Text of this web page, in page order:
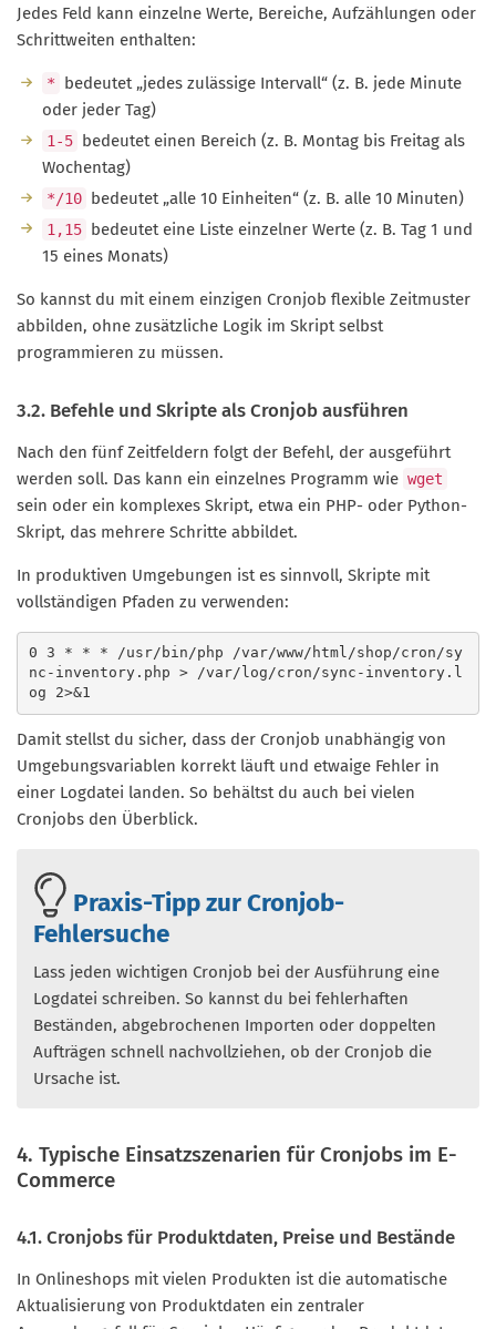
Jedes Feld kann einzelne Werte, Bereiche, Aufzählungen oder
Schrittweiten enthalten:
*
bedeutet „jedes zulässige Intervall“ (z. B. jede Minute
oder jeder Tag)
1-5 bedeutet einen Bereich (z. B. Montag bis Freitag als
Wochentag)
*/10 bedeutet „alle 10 Einheiten“ (z. B. alle 10 Minuten)
1,15 bedeutet eine Liste einzelner Werte (z. B. Tag 1 und
15 eines Monats)
So kannst du mit einem einzigen Cronjob flexible Zeitmuster
abbilden, ohne zusätzliche Logik im Skript selbst
programmieren zu müssen.
3.2. Befehle und Skripte als Cronjob ausführen
Nach den fünf Zeitfeldern folgt der Befehl, der ausgeführt
werden soll. Das kann ein einzelnes Programm wie wget
sein oder ein komplexes Skript, etwa ein PHP- oder Python-
Skript, das mehrere Schritte abbildet.
In produktiven Umgebungen ist es sinnvoll, Skripte mit
vollständigen Pfaden zu verwenden:
0 3 * * * /usr/bin/php /var/www/html/shop/cron/sy
nc-inventory.php > /var/log/cron/sync-inventory.l
og 2>&1
Damit stellst du sicher, dass der Cronjob unabhängig von
Umgebungsvariablen korrekt läuft und etwaige Fehler in
einer Logdatei landen. So behältst du auch bei vielen
Cronjobs den Überblick.
Praxis-Tipp zur Cronjob-
Fehlersuche
Lass jeden wichtigen Cronjob bei der Ausführung eine
Logdatei schreiben. So kannst du bei fehlerhaften
Beständen, abgebrochenen Importen oder doppelten
Aufträgen schnell nachvollziehen, ob der Cronjob die
Ursache ist.
4. Typische Einsatzszenarien für Cronjobs im E-
Commerce
4.1. Cronjobs für Produktdaten, Preise und Bestände
In Onlineshops mit vielen Produkten ist die automatische
Aktualisierung von Produktdaten ein zentraler